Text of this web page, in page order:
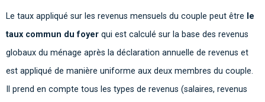
Le taux appliqué sur les revenus mensuels du couple peut être le
taux commun du foyer qui est calculé sur la base des revenus
globaux du ménage après la déclaration annuelle de revenus et
est appliqué de manière uniforme aux deux membres du couple.
Il prend en compte tous les types de revenus (salaires, revenus